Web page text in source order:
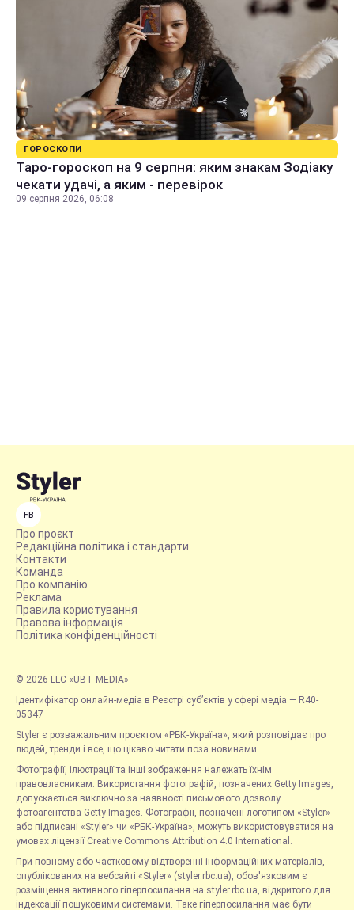
ГОРОСКОПИ
Таро-гороскоп на 9 серпня: яким знакам Зодіаку
чекати удачі, а яким - перевірок
09 серпня 2026, 06:08
FB
Про проєкт
Редакційна політика і стандарти
Контакти
Команда
Про компанію
Реклама
Правила користування
Правова інформація
Політика конфіденційності
© 2026 LLC «UBT MEDIA»
Ідентифікатор онлайн-медіа в Реєстрі суб’єктів у сфері медіа — R40-
05347
Styler є розважальним проєктом «РБК-Україна», який розповідає про
людей, тренди і все, що цікаво читати поза новинами.
Фотографії, ілюстрації та інші зображення належать їхнім
правовласникам. Використання фотографій, позначених Getty Images,
допускається виключно за наявності письмового дозволу
фотоагентства Getty Images. Фотографії, позначені логотипом «Styler»
або підписані «Styler» чи «РБК-Україна», можуть використовуватися на
умовах ліцензії Creative Commons Attribution 4.0 International.
При повному або частковому відтворенні інформаційних матеріалів,
опублікованих на вебсайті «Styler» (styler.rbc.ua), обов'язковим є
розміщення активного гіперпосилання на styler.rbc.ua, відкритого для
індексації пошуковими системами. Таке гіперпосилання має бути